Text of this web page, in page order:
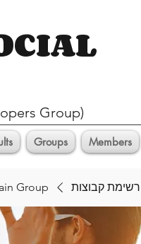
Group)
Groups Members
רשימת קבוצות Group